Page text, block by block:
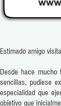
Estimado amigo
Desde hace
sencillas, pudiese
especialidad que
objetivo que